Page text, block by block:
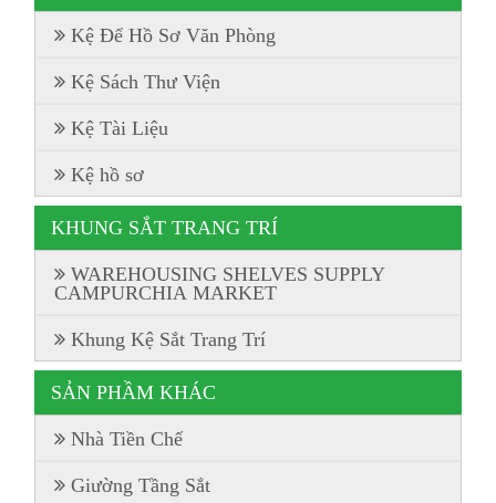
Kệ Để Hồ Sơ Văn Phòng
Kệ Sách Thư Viện
Kệ Tài Liệu
Kệ hồ sơ
KHUNG SẮT TRANG TRÍ
WAREHOUSING SHELVES SUPPLY
CAMPURCHIA MARKET
Khung Kệ Sắt Trang Trí
SẢN PHẦM KHÁC
Nhà Tiền Chế
Giường Tầng Sắt